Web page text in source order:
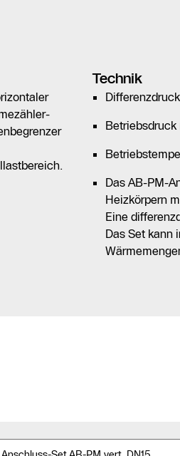
Technik
Betriebsdruck
Das AB-PM-
Heizkörpern
Eine
Das Set kann